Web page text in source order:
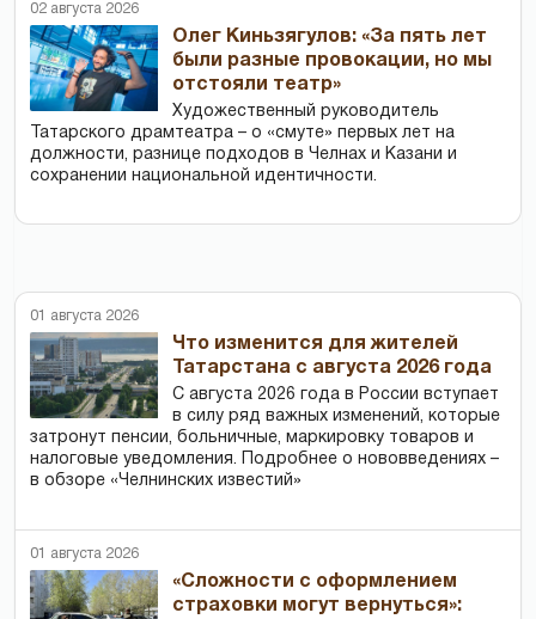
02 августа 2026
Олег Киньзягулов: «За пять лет
были разные провокации, но мы
отстояли театр»
Художественный руководитель
Татарского драмтеатра – о «смуте» первых лет на
должности, разнице подходов в Челнах и Казани и
сохранении национальной идентичности.
01 августа 2026
Что изменится для жителей
Татарстана с августа 2026 года
С августа 2026 года в России вступает
в силу ряд важных изменений, которые
затронут пенсии, больничные, маркировку товаров и
налоговые уведомления. Подробнее о нововведениях –
в обзоре «Челнинских известий»
01 августа 2026
«Сложности с оформлением
страховки могут вернуться»: